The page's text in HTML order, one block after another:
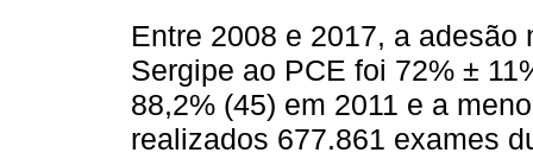
Entre 2008 e 2017, a
Sergipe ao PCE foi 72% ±
88,2% (45) em 2011 e a
realizados 677.861 exames